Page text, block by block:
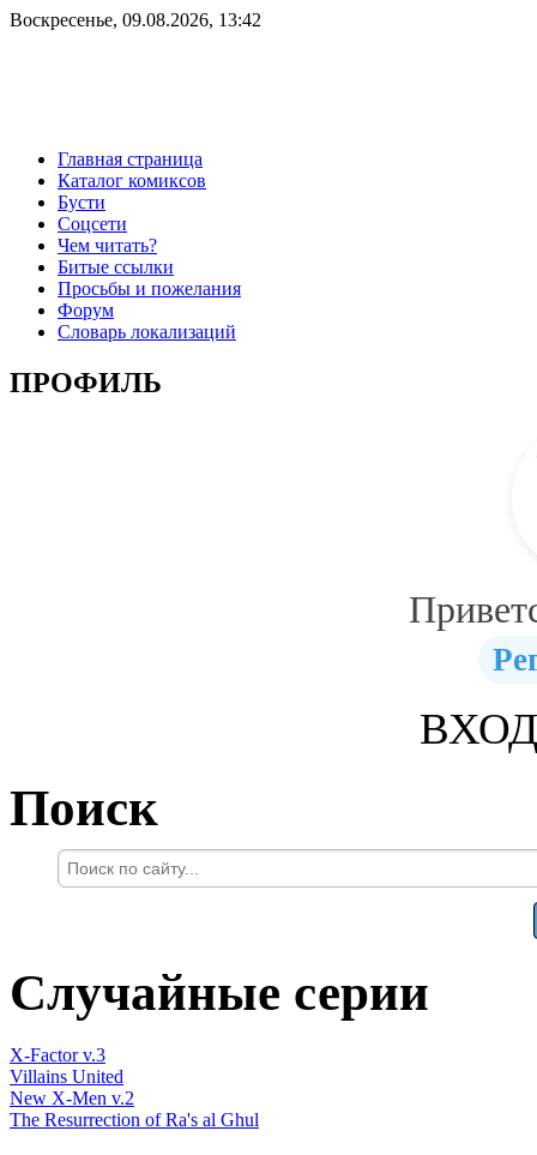
Воскресенье, 09.08.2026, 13:42
Главная страница
Каталог комиксов
Бусти
Соцсети
Чем читать?
Битые ссылки
Просьбы и пожелания
Форум
Словарь локализаций
ПРОФИЛЬ
Поиск
Случайные серии
X-Factor v.3
Villains United
New X-Men v.2
The Resurrection of Ra's al Ghul